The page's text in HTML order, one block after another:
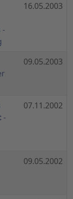
-
16.05.2003
09.05.2003
-
07.11.2002
09.05.2002